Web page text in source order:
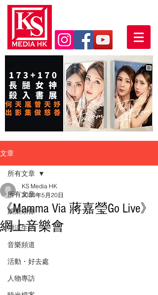
文章
所有文章
娛樂頭條
潮流生活
音樂頻道
活動・好去處
人物專訪
所有文章
《Mamma Via 蔣嘉瑩Go Live》
網上音樂會
KS Media HK
2020年5月20日